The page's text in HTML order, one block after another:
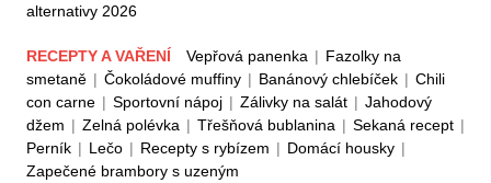
alternativy 2026
RECEPTY A VAŘENÍ Vepřová panenka | Fazolky na
smetaně | Čokoládové muffiny | Banánový chlebíček | Chili
con carne | Sportovní nápoj | Zálivky na salát | Jahodový
džem | Zelná polévka | Třešňová bublanina | Sekaná recept |
Perník | Lečo | Recepty s rybízem | Domácí housky |
Zapečené brambory s uzeným